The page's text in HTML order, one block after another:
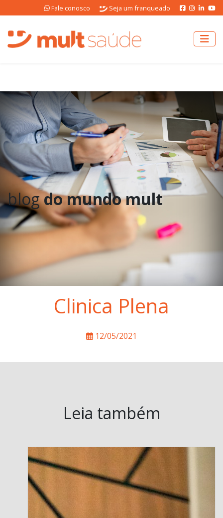
Fale conosco Seja um franqueado
blogdo mundo mult
Clinica Plena
12/05/2021
Leia também